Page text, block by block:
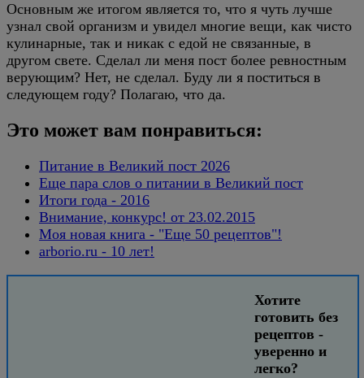
Основным же итогом является то, что я чуть лучше
узнал свой организм и увидел многие вещи, как чисто
кулинарные, так и никак с едой не связанные, в
другом свете. Сделал ли меня пост более ревностным
верующим? Нет, не сделал. Буду ли я поститься в
следующем году? Полагаю, что да.
Это может вам понравиться:
Питание в Великий пост 2026
Еще пара слов о питании в Великий пост
Итоги года - 2016
Внимание, конкурс! от 23.02.2015
Моя новая книга - "Еще 50 рецептов"!
arborio.ru - 10 лет!
Хотите
готовить без
рецептов -
уверенно и
легко?